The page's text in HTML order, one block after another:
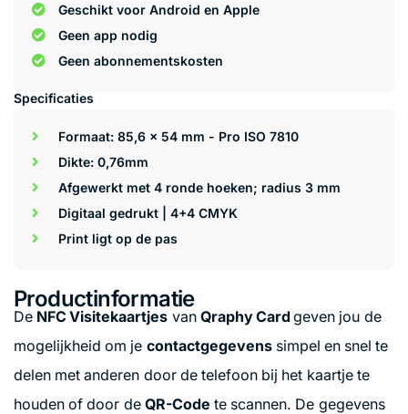
Productinformatie
De NFC Visitekaartjes van Qraphy Cardgeven jou de
mogelijkheid om je contactgegevenssimpel en snel te
delen met anderen door de telefoon bij het kaartje te
houden of door de QR-Code te scannen. De gegevens
Geschikt voor Android en Apple
Geen app nodig
Geen abonnementskosten
Specificaties
Formaat: 85,6 x 54 mm - Pro ISO 7810
Dikte: 0,76mm
Afgewerkt met 4 ronde hoeken; radius 3 mm
Digitaal gedrukt | 4+4 CMYK
Print ligt op de pas